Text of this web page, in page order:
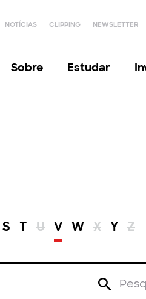
NOTÍCIAS CLIPPING NEWSLETTER
Sobre Estudar
S T U V W X Y Z